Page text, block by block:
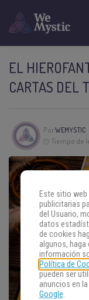
EL
CARTAS DEL
PorWEMYSTIC
Tiempo de
Este sitio
publicitarias
del Usuario,
datos
de cookies
algunos, haga
información
Política de
pueden ser
anuncios en la
Google.